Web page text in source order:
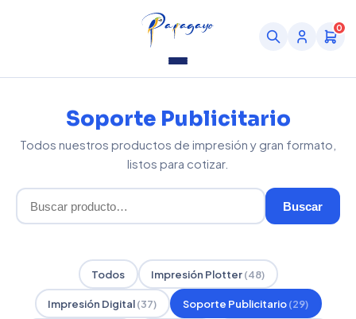
0
Soporte Publicitario
Todos nuestros productos de impresión y gran formato,
listos para cotizar.
Buscar
Todos Impresión Plotter(48)
Impresión Digital(37) Soporte Publicitario(29)